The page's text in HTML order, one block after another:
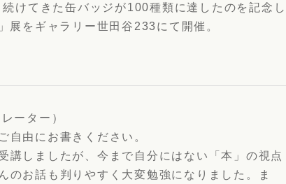
けてきた缶バッジが100種類に達したのを記念し
をギャラリー世田谷233にて開催。
ーター）
自由にお書きください。
講しましたが、今まで自分にはない「本」の視点
のお話も判りやすく大変勉強になりました。ま